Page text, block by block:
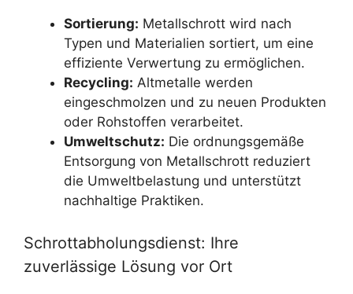
Sortierung: Metallschrott wird nach
Typen und Materialien sortiert, um eine
effiziente Verwertung zu ermöglichen.
Recycling: Altmetalle werden
eingeschmolzen und zu neuen Produkten
oder Rohstoffen verarbeitet.
Umweltschutz: Die ordnungsgemäße
Entsorgung von Metallschrott reduziert
die Umweltbelastung und unterstützt
nachhaltige Praktiken.
Schrottabholungsdienst: Ihre
zuverlässige Lösung vor Ort